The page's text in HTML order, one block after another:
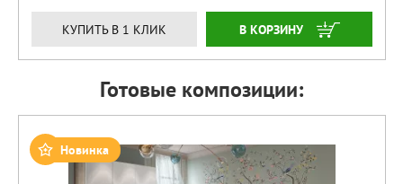
КУПИТЬ В 1 КЛИК ЗАКАЗАТЬ
Готовые композиции:
Новинка